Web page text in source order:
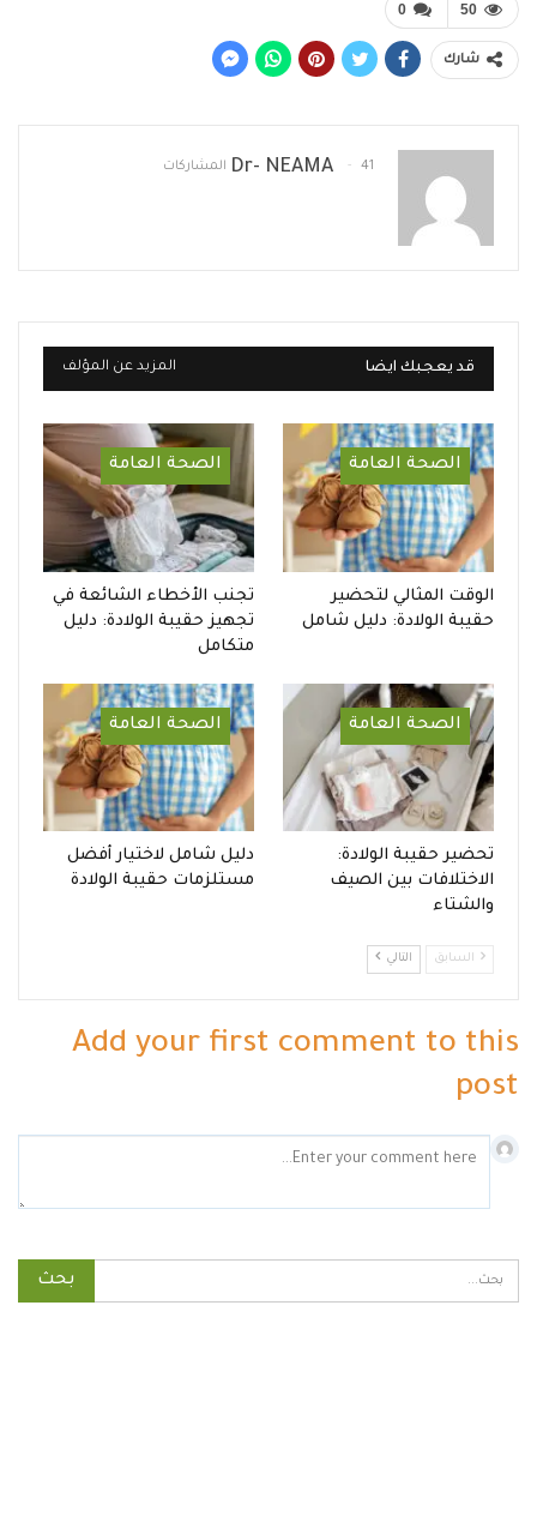
0 50
شارك
Dr- NEAMA 41 المشاركات
قد يعجبك ايضا المزيد عن المؤلف
الصحة العامة
الوقت المثالي لتحضير
حقيبة الولادة: دليل شامل
الصحة العامة
تجنب الأخطاء الشائعة في
تجهيز حقيبة الولادة: دليل
متكامل
الصحة العامة
تحضير حقيبة الولادة:
الاختلافات بين الصيف
والشتاء
الصحة العامة
دليل شامل لاختيار أفضل
مستلزمات حقيبة الولادة
السابق التالي
Add your first comment to this
post